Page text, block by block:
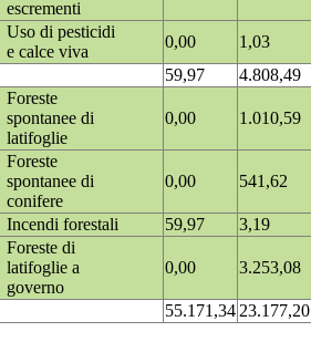
escrementi
Uso di pesticidi
e calce viva
0,00
1,03
59,97
4.808,49
Foreste
spontanee di
latifoglie
0,00 1.010,59
Foreste
spontanee di
conifere
0,00 541,62
Incendi forestali 59,97
3,19
Foreste di
latifoglie a
governo
0,00 3.253,08
55.171,3423.177,20